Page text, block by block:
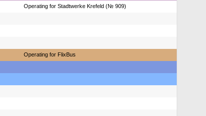
Operating for Stadtwerke Krefeld (№ 909)
Operating for FlixBus